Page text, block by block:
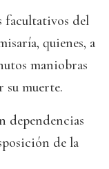
facultativos del
quienes, a
maniobras
muerte.
dependencias
de la